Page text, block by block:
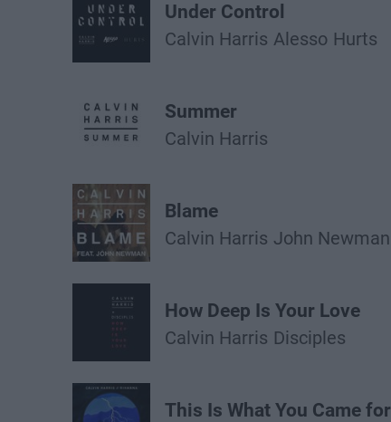
Under Control
Calvin Harris Alesso Hurts
Summer
Calvin Harris
Blame
Calvin Harris John Newman
How Deep Is Your Love
Calvin Harris Disciples
This Is What You Came for